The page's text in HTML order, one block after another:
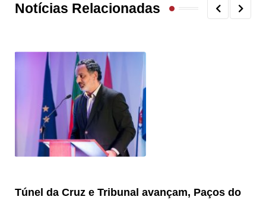
Notícias Relacionadas
Túnel da Cruz e Tribunal avançam, Paços do